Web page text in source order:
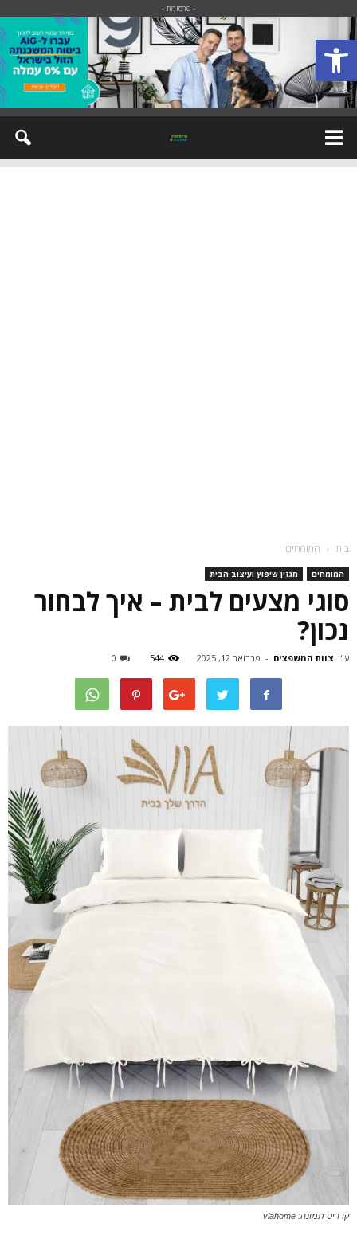
פתח סרגל נגישות
- פרסומת -
בית המומחים
המומחים מגזין שיפוץ ועיצוב הבית
סוגי מצעים לבית – איך לבחור
נכון?
ע"י צוות המשפצים - פברואר 12, 2025 544
0
קרדיט תמונה: viahome